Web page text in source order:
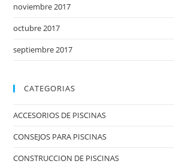
noviembre 2017
octubre 2017
septiembre 2017
CATEGORIAS
ACCESORIOS DE PISCINAS
CONSEJOS PARA PISCINAS
CONSTRUCCION DE PISCINAS